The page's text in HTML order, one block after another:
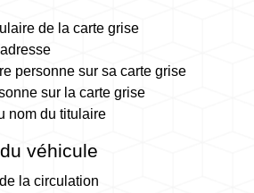
de la carte grise
personne sur sa carte grise
sur la carte grise
nom du titulaire
véhicule
la circulation